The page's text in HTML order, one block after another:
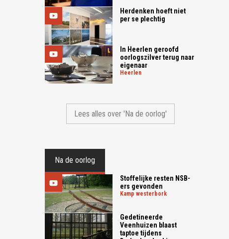
Herdenken hoeft niet
per se plechtig
In Heerlen geroofd
oorlogszilver terug naar
eigenaar
heerlen
Lees alles over 'Na de oorlog'
Na de oorlog
Stoffelijke resten NSB-
ers gevonden
kamp westerbork
Gedetineerde
Veenhuizen blaast
taptoe tijdens